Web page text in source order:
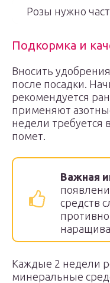
Розы нужно
Подкормка и
Вносить
после посадки.
рекомендуется
применяют
недели требуется
помет.
Важная
средств
Каждые 2 недели
минеральные